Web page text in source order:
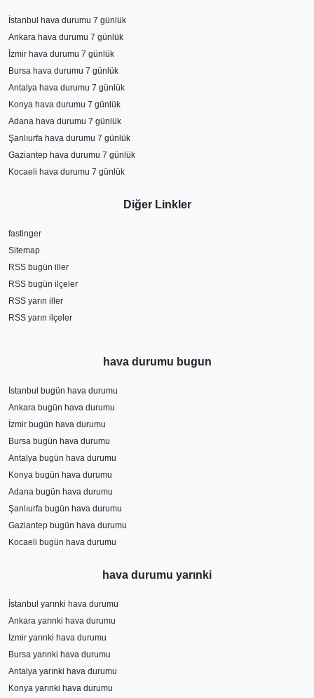
İstanbul hava durumu 7 günlük
Ankara hava durumu 7 günlük
İzmir hava durumu 7 günlük
Bursa hava durumu 7 günlük
Antalya hava durumu 7 günlük
Konya hava durumu 7 günlük
Adana hava durumu 7 günlük
Şanlıurfa hava durumu 7 günlük
Gaziantep hava durumu 7 günlük
Kocaeli hava durumu 7 günlük
Diğer Linkler
fastinger
Sitemap
RSS bugün iller
RSS bugün ilçeler
RSS yarın iller
RSS yarın ilçeler
hava durumu bugun
İstanbul bugün hava durumu
Ankara bugün hava durumu
İzmir bugün hava durumu
Bursa bugün hava durumu
Antalya bugün hava durumu
Konya bugün hava durumu
Adana bugün hava durumu
Şanlıurfa bugün hava durumu
Gaziantep bugün hava durumu
Kocaeli bugün hava durumu
hava durumu yarınki
İstanbul yarınki hava durumu
Ankara yarınki hava durumu
İzmir yarınki hava durumu
Bursa yarınki hava durumu
Antalya yarınki hava durumu
Konya yarınki hava durumu